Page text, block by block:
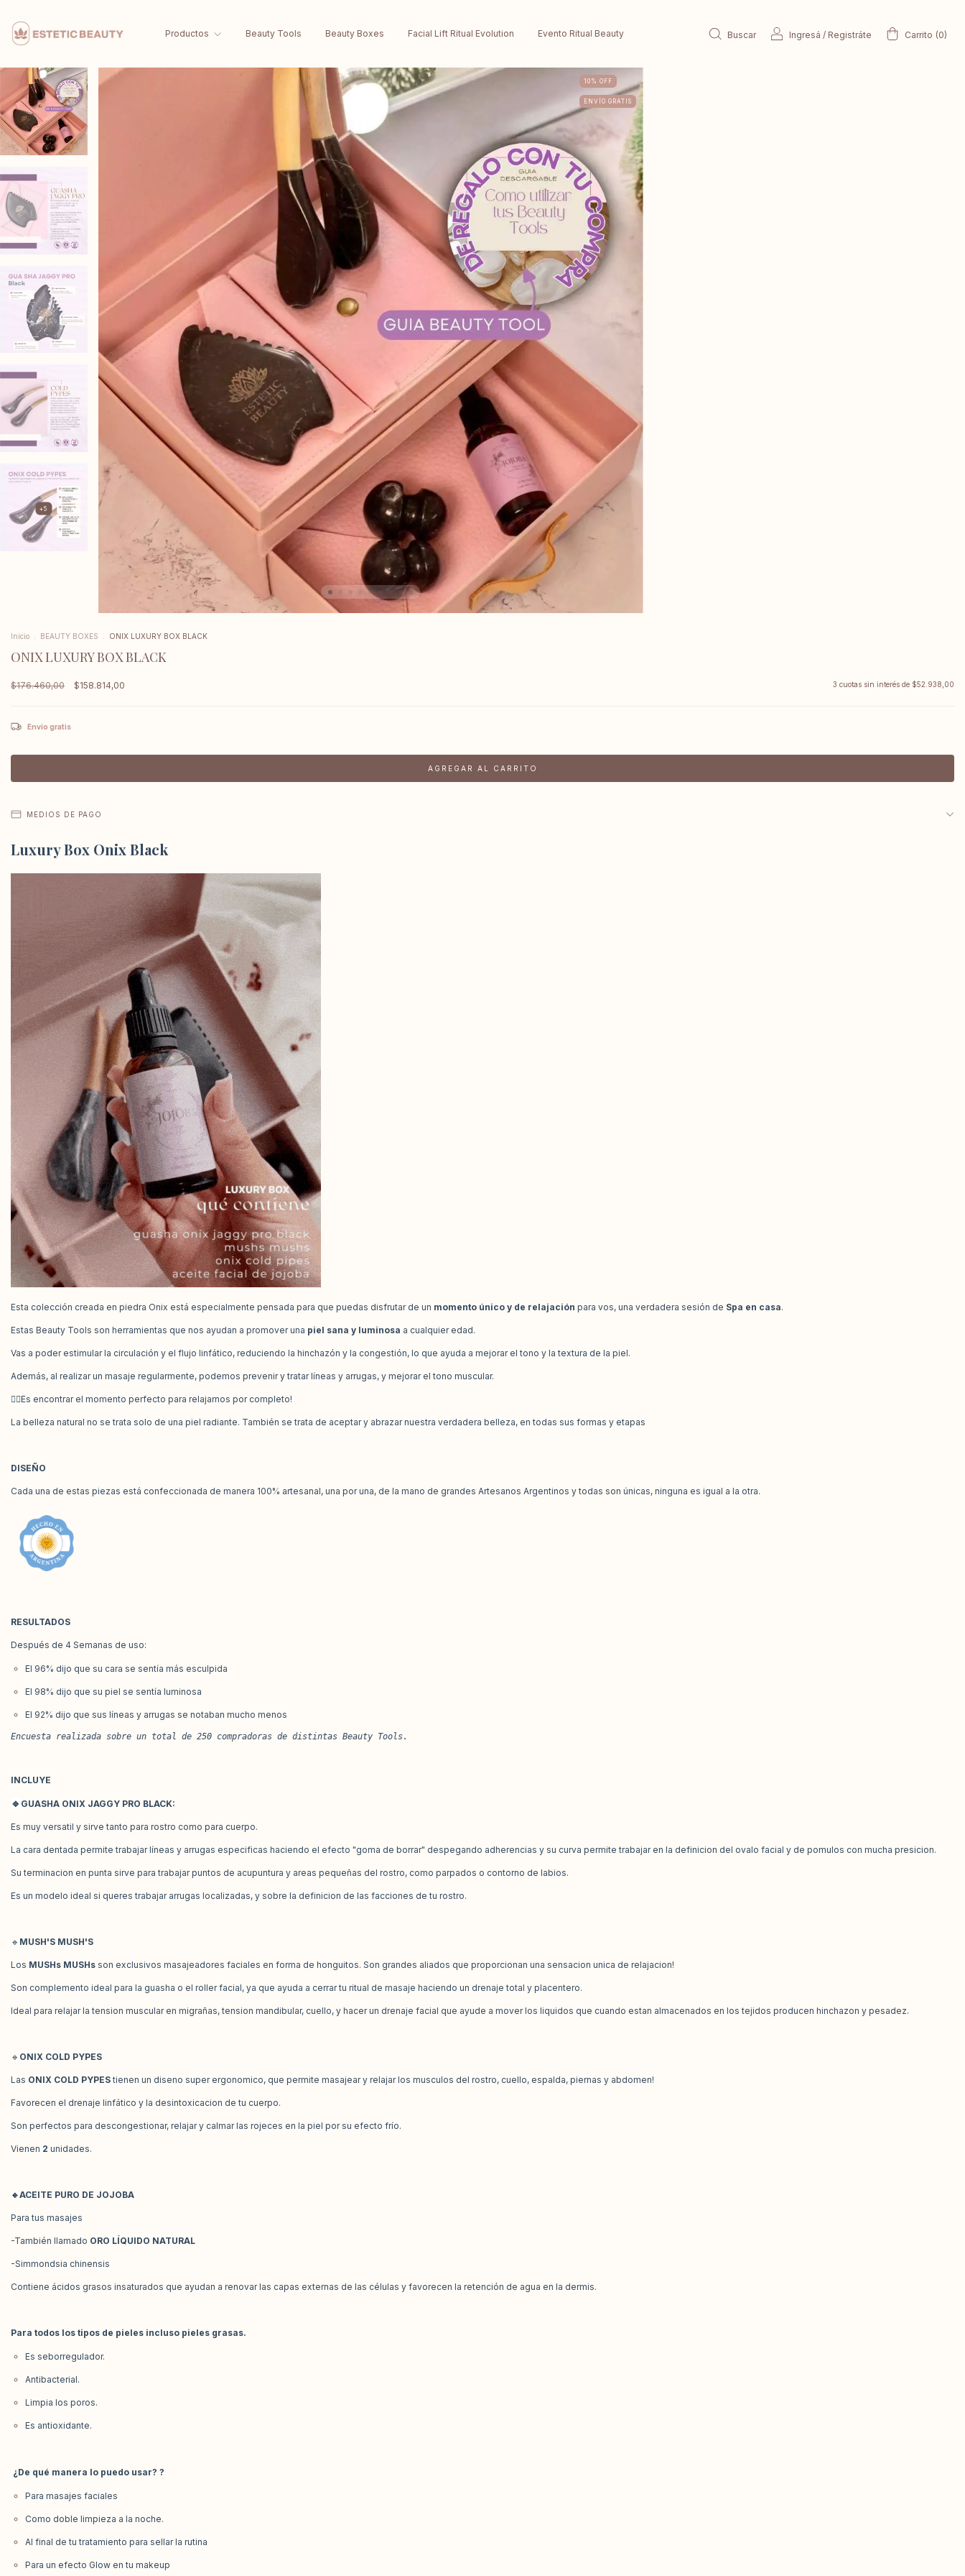
Productos Beauty Tools Beauty Boxes Facial Lift Ritual Evolution Evento Ritual Beauty Buscar Ingresá / Registráte Carrito (0)
+5
10 % OFF
ENVÍO GRATIS
Inicio BEAUTY BOXES ONIX LUXURY BOX BLACK
ONIX LUXURY BOX BLACK
$176.460,00 $158.814,00 3 cuotas sin interés de $52.938,00
Envío gratis
MEDIOS DE PAGO
Luxury Box Onix Black
Esta colección creada en piedra Onix está especialmente pensada para que puedas disfrutar de un momento único y de relajación para vos, una verdadera sesión de Spa en casa.
Estas Beauty Tools son herramientas que nos ayudan a promover una piel sana y luminosa a cualquier edad.
Vas a poder estimular la circulación y el flujo linfático, reduciendo la hinchazón y la congestión, lo que ayuda a mejorar el tono y la textura de la piel.
Además, al realizar un masaje regularmente, podemos prevenir y tratar líneas y arrugas, y mejorar el tono muscular.
💆‍♀️Es encontrar el momento perfecto para relajarnos por completo!
La belleza natural no se trata solo de una piel radiante. También se trata de aceptar y abrazar nuestra verdadera belleza, en todas sus formas y etapas
DISEÑO
Cada una de estas piezas está confeccionada de manera 100% artesanal, una por una, de la mano de grandes Artesanos Argentinos y todas son únicas, ninguna es igual a la otra.
RESULTADOS
Después de 4 Semanas de uso:
El 96% dijo que su cara se sentía más esculpida
El 98% dijo que su piel se sentía luminosa
El 92% dijo que sus líneas y arrugas se notaban mucho menos
Encuesta realizada sobre un total de 250 compradoras de distintas Beauty Tools.
INCLUYE
🔹 GUASHA ONIX JAGGY PRO BLACK:
Es muy versatil y sirve tanto para rostro como para cuerpo.
La cara dentada permite trabajar líneas y arrugas especificas haciendo el efecto "goma de borrar" despegando adherencias y su curva permite trabajar en la definicion del ovalo facial y de pomulos con mucha presicion.
Su terminacion en punta sirve para trabajar puntos de acupuntura y areas pequeñas del rostro, como parpados o contorno de labios.
Es un modelo ideal si queres trabajar arrugas localizadas, y sobre la definicion de las facciones de tu rostro.
🔹 MUSH'S MUSH'S
Los MUSHs MUSHs son exclusivos masajeadores faciales en forma de honguitos. Son grandes aliados que proporcionan una sensacion unica de relajacion!
Son complemento ideal para la guasha o el roller facial, ya que ayuda a cerrar tu ritual de masaje haciendo un drenaje total y placentero.
Ideal para relajar la tension muscular en migrañas, tension mandibular, cuello, y hacer un drenaje facial que ayude a mover los liquidos que cuando estan almacenados en los tejidos producen hinchazon y pesadez.
🔹 ONIX COLD PYPES
Las ONIX COLD PYPES tienen un diseno super ergonomico, que permite masajear y relajar los musculos del rostro, cuello, espalda, piernas y abdomen!
Favorecen el drenaje linfático y la desintoxicacion de tu cuerpo.
Son perfectos para descongestionar, relajar y calmar las rojeces en la piel por su efecto frío.
Vienen 2 unidades.
🔹ACEITE PURO DE JOJOBA
Para tus masajes
-También llamado ORO LÍQUIDO NATURAL
-Simmondsia chinensis
Contiene ácidos grasos insaturados que ayudan a renovar las capas externas de las células y favorecen la retención de agua en la dermis.
Para todos los tipos de pieles incluso pieles grasas.
Es seborregulador.
Antibacterial.
Limpia los poros.
Es antioxidante.
¿De qué manera lo puedo usar? ?
Para masajes faciales
Como doble limpieza a la noche.
Al final de tu tratamiento para sellar la rutina
Para un efecto Glow en tu makeup